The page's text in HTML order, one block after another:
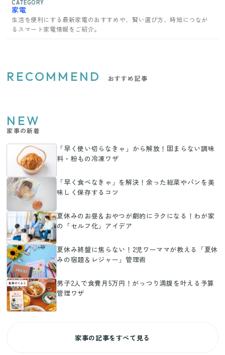
CATEGORY
家電
生活を便利にする最新家電のおすすめや、賢い選び方、時短につなが
るスマート家電情報をご紹介。
RECOMMEND おすすめ記事
NEW
家事の新着
「早く使い切らなきゃ」から解放！固まらない調味
料・粉もの冷凍ワザ
「早く食べなきゃ」を解決！余った総菜やパンを美
味しく保存するコツ
夏休みのお昼＆おやつが劇的にラクになる！わが家
の「セルフ化」アイデア
夏休み終盤に焦らない！2児ワーママが教える「夏休
みの宿題＆レジャー」管理術
男子2人で食費月5万円！がっつり満腹を叶える予算
管理ワザ
家事の記事をすべて見る